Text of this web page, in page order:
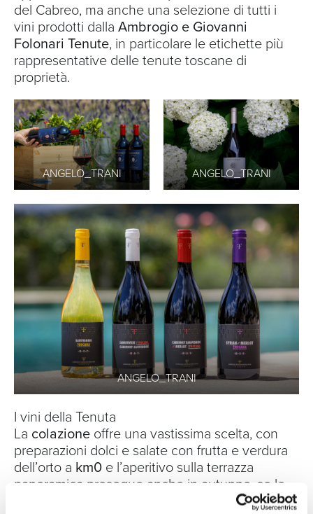
del Cabreo, ma anche una selezione di tutti i
vini prodotti dalla Ambrogio e Giovanni
Folonari Tenute, in particolare le etichette più
rappresentative delle tenute toscane di
proprietà.
ANGELO_TRANI ANGELO_TRANI
ANGELO_TRANI
I vini della Tenuta
La colazione offre una vastissima scelta, con
preparazioni dolci e salate con frutta e verdura
dell’orto a km0 e l’aperitivo sulla terrazza
panoramica prosegue anche in autunno, se le
condizioni metereologiche lo consentono.